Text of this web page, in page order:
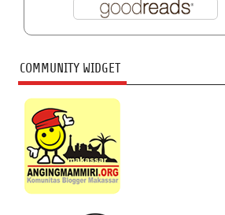
COMMUNITY WIDGET